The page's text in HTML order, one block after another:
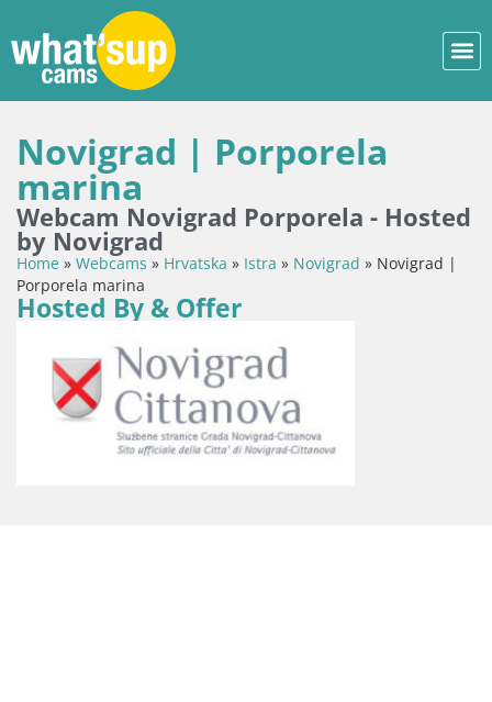
Novigrad | Porporela
marina
Webcam Novigrad Porporela - Hosted
by Novigrad
Home » Webcams » Hrvatska » Istra » Novigrad » Novigrad |
Porporela marina
Hosted By & Offer